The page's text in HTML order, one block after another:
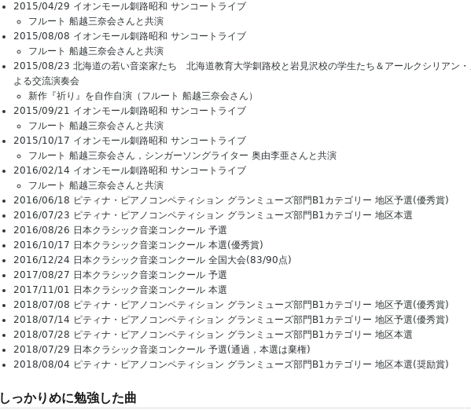
2015/04/29 イオンモール釧路昭和 サンコートライブ
フルート 船越三奈会さんと共演
2015/08/08 イオンモール釧路昭和 サンコートライブ
フルート 船越三奈会さんと共演
2015/08/23 北海道の若い音楽家たち 北海道教育大学釧路校と岩見沢校の学生たち＆アールクシリアン・
よる交流演奏会
新作『祈り』を自作自演（フルート 船越三奈会さん）
2015/09/21 イオンモール釧路昭和 サンコートライブ
フルート 船越三奈会さんと共演
2015/10/17 イオンモール釧路昭和 サンコートライブ
フルート 船越三奈会さん，シンガーソングライター 奥由李亜さんと共演
2016/02/14 イオンモール釧路昭和 サンコートライブ
フルート 船越三奈会さんと共演
2016/06/18 ピティナ・ピアノコンペティション グランミューズ部門B1カテゴリー 地区予選(優秀賞)
2016/07/23 ピティナ・ピアノコンペティション グランミューズ部門B1カテゴリー 地区本選
2016/08/26 日本クラシック音楽コンクール 予選
2016/10/17 日本クラシック音楽コンクール 本選(優秀賞)
2016/12/24 日本クラシック音楽コンクール 全国大会(83/90点)
2017/08/27 日本クラシック音楽コンクール 予選
2017/11/01 日本クラシック音楽コンクール 本選
2018/07/08 ピティナ・ピアノコンペティション グランミューズ部門B1カテゴリー 地区予選(優秀賞)
2018/07/14 ピティナ・ピアノコンペティション グランミューズ部門B1カテゴリー 地区予選(優秀賞)
2018/07/28 ピティナ・ピアノコンペティション グランミューズ部門B1カテゴリー 地区本選
2018/07/29 日本クラシック音楽コンクール 予選(通過，本選は棄権)
2018/08/04 ピティナ・ピアノコンペティション グランミューズ部門B1カテゴリー 地区本選(奨励賞)
しっかりめに勉強した曲